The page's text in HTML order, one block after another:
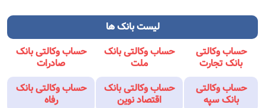
لیست بانک ها
حساب وکالتی
بانک تجارت
حساب وکالتی بانک
ملت
حساب وکالتی بانک
صادرات
حساب وکالتی
بانک سپه
حساب وکالتی بانک
اقتصاد نوین
حساب وکالتی بانک
رفاه